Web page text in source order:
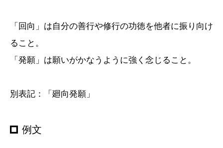
「回向」は自分の善行や修行の功徳を他者に振り向け
ること。
「発願」は願いがかなうように強く念じること。
別表記：「廻向発願」
例文